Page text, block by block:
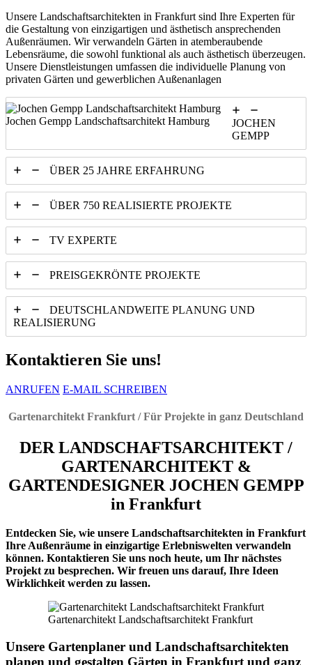
Unsere Landschaftsarchitekten in Frankfurt sind Ihre Experten für
die Gestaltung von einzigartigen und ästhetisch ansprechenden
Außenräumen. Wir verwandeln Gärten in atemberaubende
Lebensräume, die sowohl funktional als auch ästhetisch überzeugen.
Unsere Dienstleistungen umfassen die individuelle Planung von
privaten Gärten und gewerblichen Außenanlagen
Jochen Gempp Landschaftsarchitekt Hamburg
JOCHEN
GEMPP
ÜBER 25 JAHRE ERFAHRUNG
ÜBER 750 REALISIERTE PROJEKTE
TV EXPERTE
PREISGEKRÖNTE PROJEKTE
DEUTSCHLANDWEITE PLANUNG UND
REALISIERUNG
Kontaktieren Sie uns!
ANRUFEN E-MAIL SCHREIBEN
Gartenarchitekt Frankfurt / Für Projekte in ganz Deutschland
DER LANDSCHAFTSARCHITEKT /
GARTENARCHITEKT &
GARTENDESIGNER JOCHEN GEMPP
in Frankfurt
Entdecken Sie, wie unsere Landschaftsarchitekten in Frankfurt
Ihre Außenräume in einzigartige Erlebniswelten verwandeln
können. Kontaktieren Sie uns noch heute, um Ihr nächstes
Projekt zu besprechen. Wir freuen uns darauf, Ihre Ideen
Wirklichkeit werden zu lassen.
Gartenarchitekt Landschaftsarchitekt Frankfurt
Unsere Gartenplaner und Landschaftsarchitekten
planen und gestalten Gärten in Frankfurt und ganz